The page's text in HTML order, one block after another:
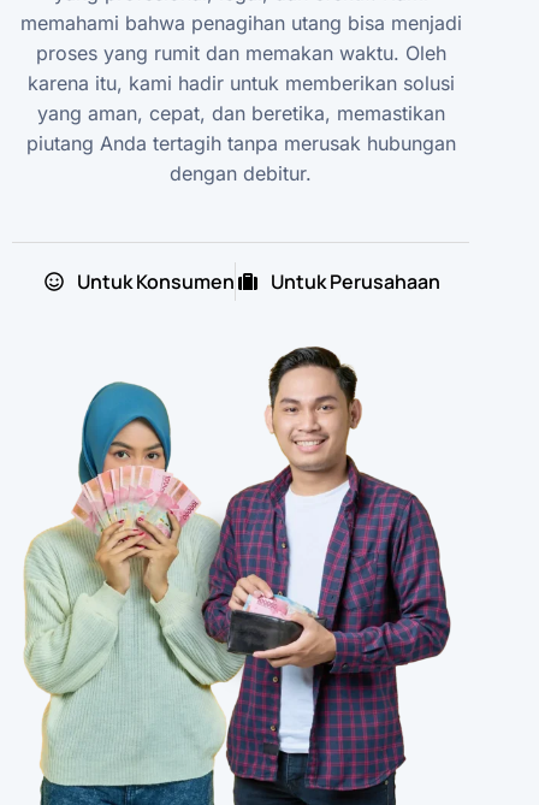
memahami bahwa penagihan utang bisa menjadi
proses yang rumit dan memakan waktu. Oleh
karena itu, kami hadir untuk memberikan solusi
yang aman, cepat, dan beretika, memastikan
piutang Anda tertagih tanpa merusak hubungan
dengan debitur.
Untuk Konsumen Untuk Perusahaan